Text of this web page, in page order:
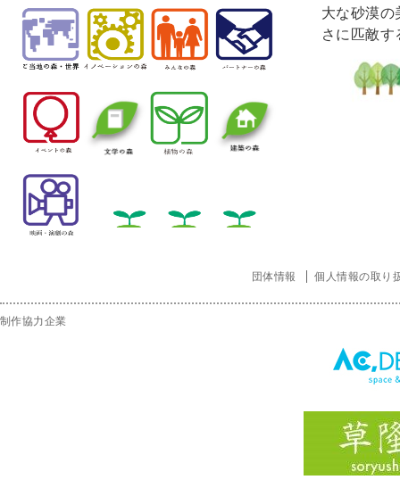
大な砂漠の
さに匹敵す
団体情報 個人情報の取り
制作協力企業